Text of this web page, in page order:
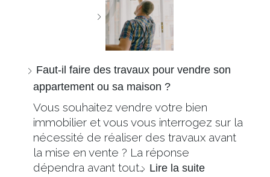
Faut-il faire des travaux pour vendre son
appartement ou sa maison ?
Vous souhaitez vendre votre bien
immobilier et vous vous interrogez sur la
nécessité de réaliser des travaux avant
la mise en vente ? La réponse
dépendra avant tout… Lire la suite